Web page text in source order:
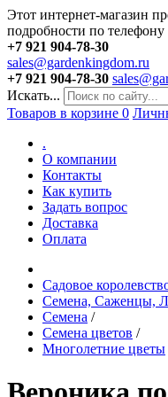
Этот интернет-магазин
подробности по телефону
+7 921 904-78-30
sales@gardenkingdom.ru
+7 921 904-78-30
Искать...
Товаров в корзине 0
.
О компании
Контакты
Как купить
Задать вопрос
Доставка
Оплата
Садовое
Семена, Саженцы,
Семена /
Семена цветов /
Многолетние цветы